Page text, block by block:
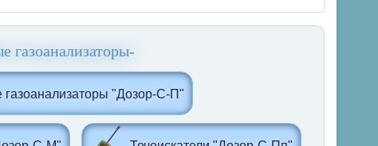
газоанализаторы-
"Дозор-С-П"